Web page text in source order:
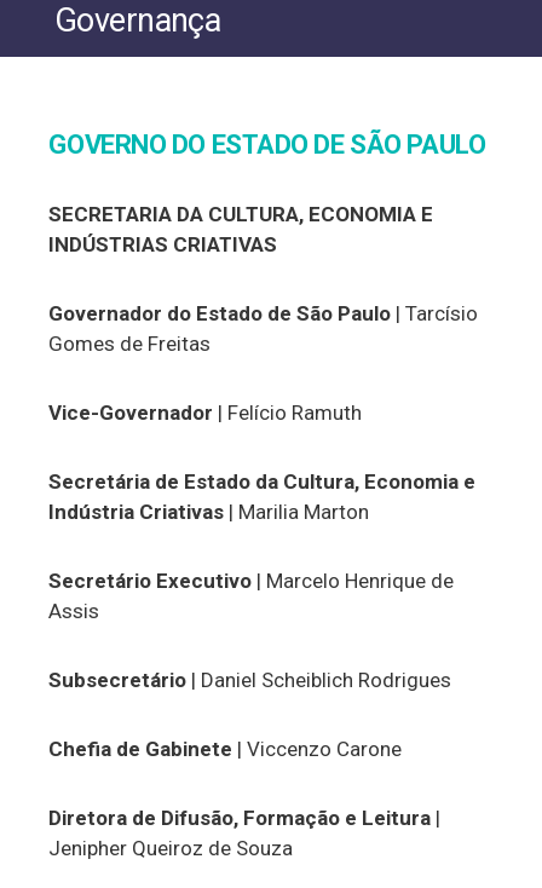
Governança
GOVERNO DO ESTADO DE SÃO PAULO
SECRETARIA DA CULTURA, ECONOMIA E
INDÚSTRIAS CRIATIVAS
Governador do Estado de São Paulo | Tarcísio
Gomes de Freitas
Vice-Governador | Felício Ramuth
Secretária de Estado da Cultura, Economia e
Indústria Criativas | Marilia Marton
Secretário Executivo | Marcelo Henrique de
Assis
Subsecretário | Daniel Scheiblich Rodrigues
Chefia de Gabinete | Viccenzo Carone
Diretora de Difusão, Formação e Leitura |
Jenipher Queiroz de Souza